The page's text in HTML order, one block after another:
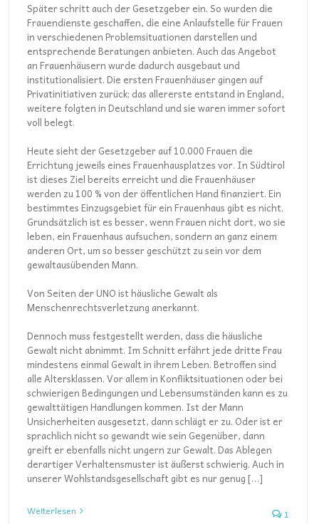
Später schritt auch der Gesetzgeber ein. So wurden die
Frauendienste geschaffen, die eine Anlaufstelle für Frauen
in verschiedenen Problemsituationen darstellen und
entsprechende Beratungen anbieten. Auch das Angebot
an Frauenhäusern wurde dadurch ausgebaut und
institutionalisiert. Die ersten Frauenhäuser gingen auf
Privatinitiativen zurück; das allererste entstand in England,
weitere folgten in Deutschland und sie waren immer sofort
voll belegt.
Heute sieht der Gesetzgeber auf 10.000 Frauen die
Errichtung jeweils eines Frauenhausplatzes vor. In Südtirol
ist dieses Ziel bereits erreicht und die Frauenhäuser
werden zu 100 % von der öffentlichen Hand finanziert. Ein
bestimmtes Einzugsgebiet für ein Frauenhaus gibt es nicht.
Grundsätzlich ist es besser, wenn Frauen nicht dort, wo sie
leben, ein Frauenhaus aufsuchen, sondern an ganz einem
anderen Ort, um so besser geschützt zu sein vor dem
gewaltausübenden Mann.
Von Seiten der UNO ist häusliche Gewalt als
Menschenrechtsverletzung anerkannt.
Dennoch muss festgestellt werden, dass die häusliche
Gewalt nicht abnimmt. Im Schnitt erfährt jede dritte Frau
mindestens einmal Gewalt in ihrem Leben. Betroffen sind
alle Altersklassen. Vor allem in Konfliktsituationen oder bei
schwierigen Bedingungen und Lebensumständen kann es zu
gewalttätigen Handlungen kommen. Ist der Mann
Unsicherheiten ausgesetzt, dann schlägt er zu. Oder ist er
sprachlich nicht so gewandt wie sein Gegenüber, dann
greift er ebenfalls nicht ungern zur Gewalt. Das Ablegen
derartiger Verhaltensmuster ist äußerst schwierig. Auch in
unserer Wohlstandsgesellschaft gibt es nur genug […]
Weiterlesen 1